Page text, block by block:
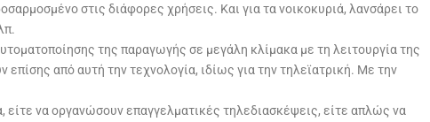
στις διάφορες χρήσεις. Και για τα νοικοκυριά, λανσάρει το
της παραγωγής σε μεγάλη κλίμακα με τη λειτουργία της
από αυτή την τεχνολογία, ιδίως για την τηλεϊατρική. Με την
να οργανώσουν επαγγελματικές τηλεδιασκέψεις, είτε απλώς να